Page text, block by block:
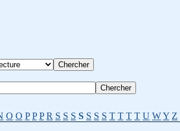
O O P P P R S S S S S S S T T T T U WY Z